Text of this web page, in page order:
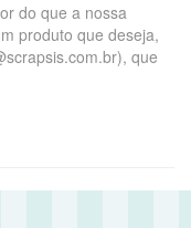
do que a nossa
produto que deseja,
que